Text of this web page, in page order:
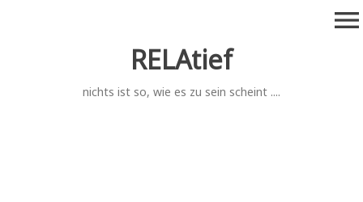
RELAtief
nichts ist so, wie es zu sein scheint ....
menu